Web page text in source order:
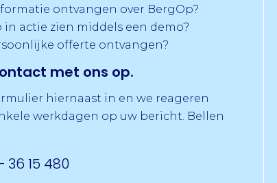
ontvangen over BergOp?
in actie zien middels een demo?
offerte ontvangen?
met ons op.
hiernaast in en we reageren
werkdagen op uw bericht. Bellen
36 15 480